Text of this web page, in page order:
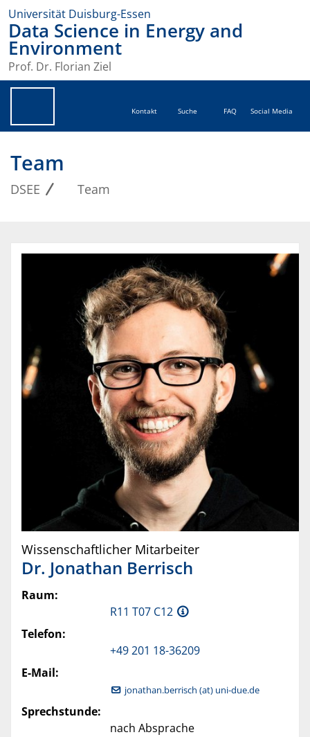
Universität Duisburg-Essen
Data Science in Energy and
Environment
Prof. Dr. Florian Ziel
Kontakt Suche FAQ Social Media
Team
DSEE Team
Wissenschaftlicher Mitarbeiter
Dr. Jonathan Berrisch
Raum:
R11 T07 C12
Telefon:
+49 201 18-36209
E-Mail:
jonathan.berrisch (at) uni-due.de
Sprechstunde:
nach Absprache